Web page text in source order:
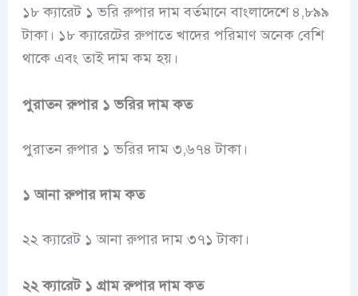
১৮ ক্যারেট ১ ভরি রুপার দাম বর্তমানে বাংলাদেশে ৪,৮৯৯
টাকা। ১৮ ক্যারেটের রুপাতে খাদের পরিমাণ অনেক বেশি
থাকে এবং তাই দাম কম হয়।
পুরাতন রুপার ১ ভরির দাম কত
পুরাতন রুপার ১ ভরির দাম ৩,৬৭৪ টাকা।
১ আনা রুপার দাম কত
২২ ক্যারেট ১ আনা রুপার দাম ৩৭১ টাকা।
২২ ক্যারেট ১ গ্রাম রুপার দাম কত